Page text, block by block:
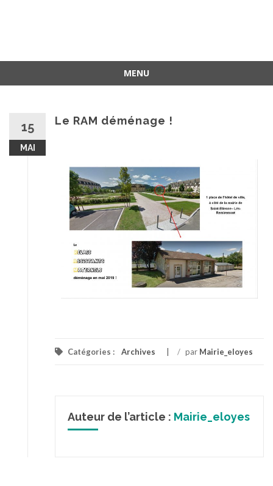
MENU
15
MAI
Le RAM déménage !
Catégories : Archives / par Mairie_eloyes
Auteur de l’article : Mairie_eloyes